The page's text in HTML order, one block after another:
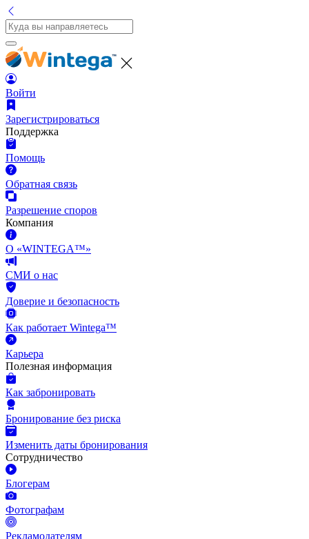
Войти
Зарегистрироваться
Поддержка
Помощь
Обратная связь
Разрешение споров
Компания
О «WINTEGA™»
СМИ о нас
Доверие и безопасность
Как работает Wintega™
Карьера
Полезная информация
Как забронировать
Бронирование без риска
Изменить даты бронирования
Сотрудничество
Блогерам
Фотографам
Рекламодателям